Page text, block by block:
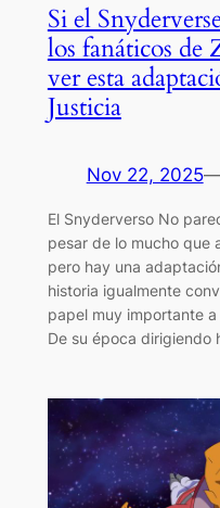
Si el
los fanáticos de
ver esta
Justicia
Nov 22, 2025
El Snyderverso No
pesar de lo mucho que
pero hay una
historia igualmente
papel muy importante
De su época dirigiendo